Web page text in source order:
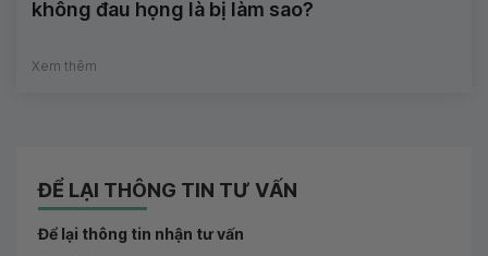
không đau họng là bị làm sao?
Xem thêm
ĐỂ LẠI THÔNG TIN TƯ VẤN
Để lại thông tin nhận tư vấn